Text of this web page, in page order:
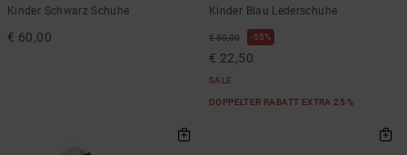
Kinder Schwarz Schuhe
€ 60,00
Kinder Blau Lederschuhe
€ 50,00 55%
€ 22,50
SALE
DOPPELTER RABATT EXTRA 25 %